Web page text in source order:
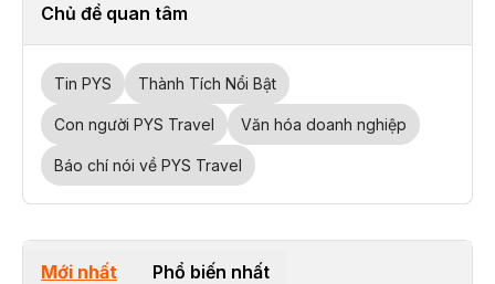
Chủ đề quan tâm
Tin PYS Thành Tích Nổi Bật
Con người PYS Travel Văn hóa doanh nghiệp
Báo chí nói về PYS Travel
Mới nhất Phổ biến nhất